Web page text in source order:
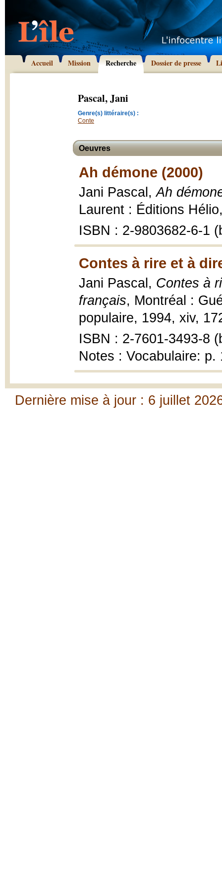
Accueil Mission Recherche Dossier de presse
Pascal, Jani
Genre(s) littéraire(s) :
Conte
Oeuvres
Ah démone (2000)
Jani Pascal,Ah
Laurent : Éditions
ISBN : 2-9803682-6-1
Contes à rire et à
Jani Pascal, Contes à
français, Montréal :
populaire, 1994, xiv,
ISBN : 2-7601-3493-8
Notes : Vocabulaire: p.
Dernière mise à jour : 6 juillet